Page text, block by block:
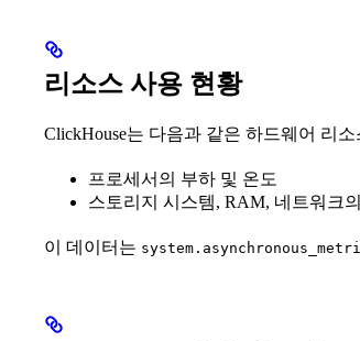
리소스 사용 현황
ClickHouse는 다음과 같은 하드웨어 리
프로세서의 부하 및 온도
스토리지 시스템, RAM, 네트워크
이 데이터는